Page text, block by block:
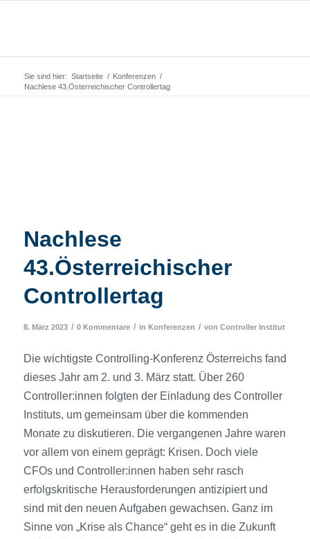
Sie sind hier: Startseite / Konferenzen /
Nachlese 43.Österreichischer Controllertag
Nachlese
43.Österreichischer
Controllertag
8. März 2023 / 0 Kommentare / in Konferenzen / von Controller Institut
Die wichtigste Controlling-Konferenz Österreichs fand
dieses Jahr am 2. und 3. März statt. Über 260
Controller:innen folgten der Einladung des Controller
Instituts, um gemeinsam über die kommenden
Monate zu diskutieren. Die vergangenen Jahre waren
vor allem von einem geprägt: Krisen. Doch viele
CFOs und Controller:innen haben sehr rasch
erfolgskritische Herausforderungen antizipiert und
sind mit den neuen Aufgaben gewachsen. Ganz im
Sinne von „Krise als Chance“ geht es in die Zukunft